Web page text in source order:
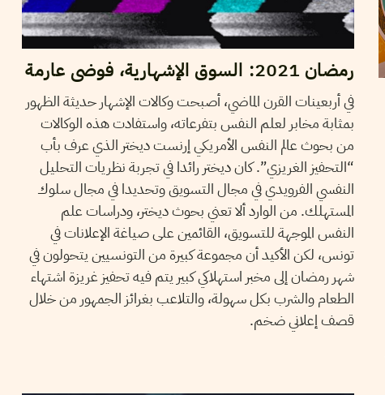
رمضان 2021: السوق الإشهارية، فوضى عارمة
في أربعينات القرن الماضي، أصبحت وكالات الإشهار حديثة الظهور
بمثابة مخابر لعلم النفس بتفرعاته، واستفادت هذه الوكالات
من بحوث عالم النفس الأمريكي إرنست ديختر الذي عرف بأب
“التحفيز الغريزي”. كان ديختر رائدا في تجربة نظريات التحليل
النفسي الفرويدي في مجال التسويق وتحديدا في مجال سلوك
المستهلك. من الوارد ألا تعني بحوث ديختر، ودراسات علم
النفس الموجهة للتسويق، القائمين على صياغة الإعلانات في
تونس، لكن الأكيد أن مجموعة كبيرة من التونسيين يتحولون في
شهر رمضان إلى مخبر استهلاكي كبير يتم فيه تحفيز غريزة اشتهاء
الطعام والشرب بكل سهولة، والتلاعب بغرائز الجمهور من خلال
قصف إعلاني ضخم.